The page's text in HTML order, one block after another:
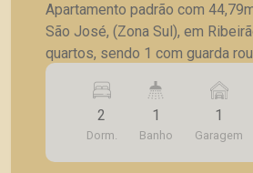
Apartamento padrão com
São José, (Zona Sul), em Ribeirão
quartos, sendo 1 com guarda
social; - Sala para 2 ambientes; -
planejada; - Lavanderia; -
garagem. A Piramid tem como objetivo atender
seus clientes com agilidade e
locação, vendas de imóveis
2
Dorm.
1
Banho
1
Garagem